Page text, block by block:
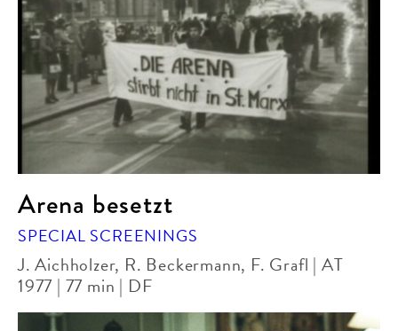
Arena besetzt
SPECIAL SCREENINGS
J. Aichholzer, R. Beckermann, F. Grafl | AT
1977 | 77 min | DF